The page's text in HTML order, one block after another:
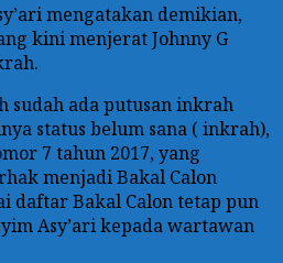
mengatakan demikian,
kini menjerat Johnny G
sudah ada putusan inkrah
status belum sana ( inkrah),
7 tahun 2017, yang
menjadi Bakal Calon
daftar Bakal Calon tetap pun
Asy’ari kepada wartawan